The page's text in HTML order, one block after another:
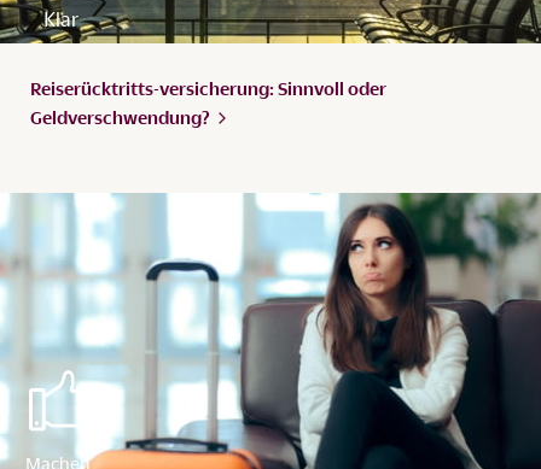
Reiserücktritts-versicherung: Sinnvoll oder
Geldverschwendung?